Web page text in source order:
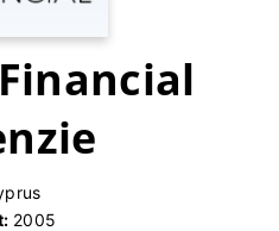
2005